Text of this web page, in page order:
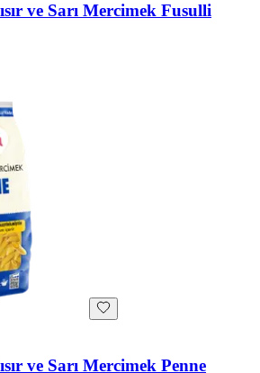
ve Sarı Mercimek Fusulli
ve Sarı Mercimek Penne